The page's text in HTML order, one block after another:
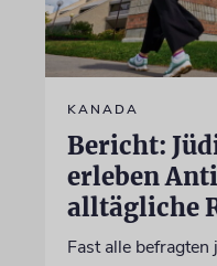
KANADA
Bericht:
erleben
alltägliche
Fast alle